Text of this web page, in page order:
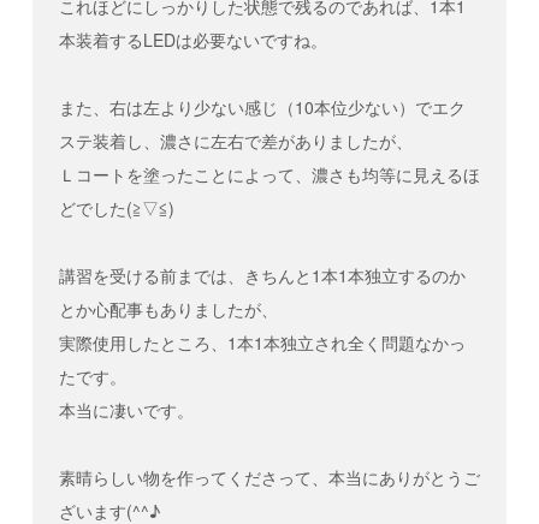
講座を変更・中止させていただく場合がござい
ますのであらかじめご了承ください。講座開講
日の変更日程については、お申込み時にご記入
日の前日までにご連絡いたします。講座開講日
の変更により受講いただけなくなった場合、別
の日程をお選びください。
天変地異等の不可抗力により、やむを得ず講義
を中止または延期する場合がございます。この
対面オフライン講習の予約・変更、閉講
について
動画による自主練習を終えた方は、対面型のオ
さい。連絡方法は担当講師によります。
師にご連絡ください。それ以降のキャンセルの
場合、キャンセル料として5,500円（税込）が
これほどにしっかりした状態で残るのであれば、1本1
本装着するLEDは必要ないですね。
また、右は左より少ない感じ（10本位少ない）でエク
ステ装着し、濃さに左右で差がありましたが、
Ｌコートを塗ったことによって、濃さも均等に見えるほ
どでした(≧▽≦)
講習を受ける前までは、きちんと1本1本独立するのか
とか心配事もありましたが、
実際使用したところ、1本1本独立され全く問題なかっ
たです。
本当に凄いです。
素晴らしい物を作ってくださって、本当にありがとうご
ざいます(^^♪